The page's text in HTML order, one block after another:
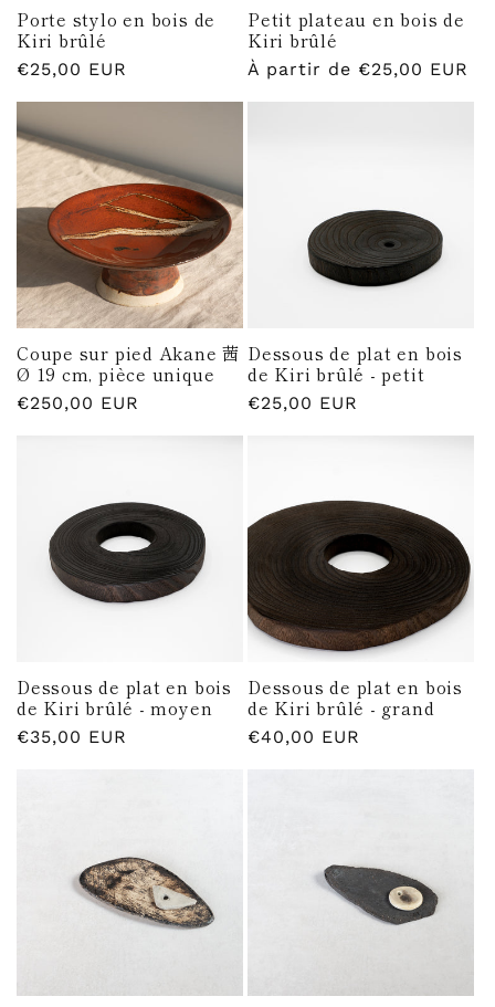
Porte stylo en bois de
Kiri brûlé
Prix
€25,00 EUR
Petit plateau en bois de
Kiri brûlé
Prix
À partir de €25,00 EUR
Coupe sur pied Akane 茜
Ø 19 cm, pièce unique
Prix
€250,00 EUR
Dessous de plat en bois
de Kiri brûlé - petit
Prix
€25,00 EUR
Dessous de plat en bois
de Kiri brûlé - moyen
Prix
€35,00 EUR
Dessous de plat en bois
de Kiri brûlé - grand
Prix
€40,00 EUR